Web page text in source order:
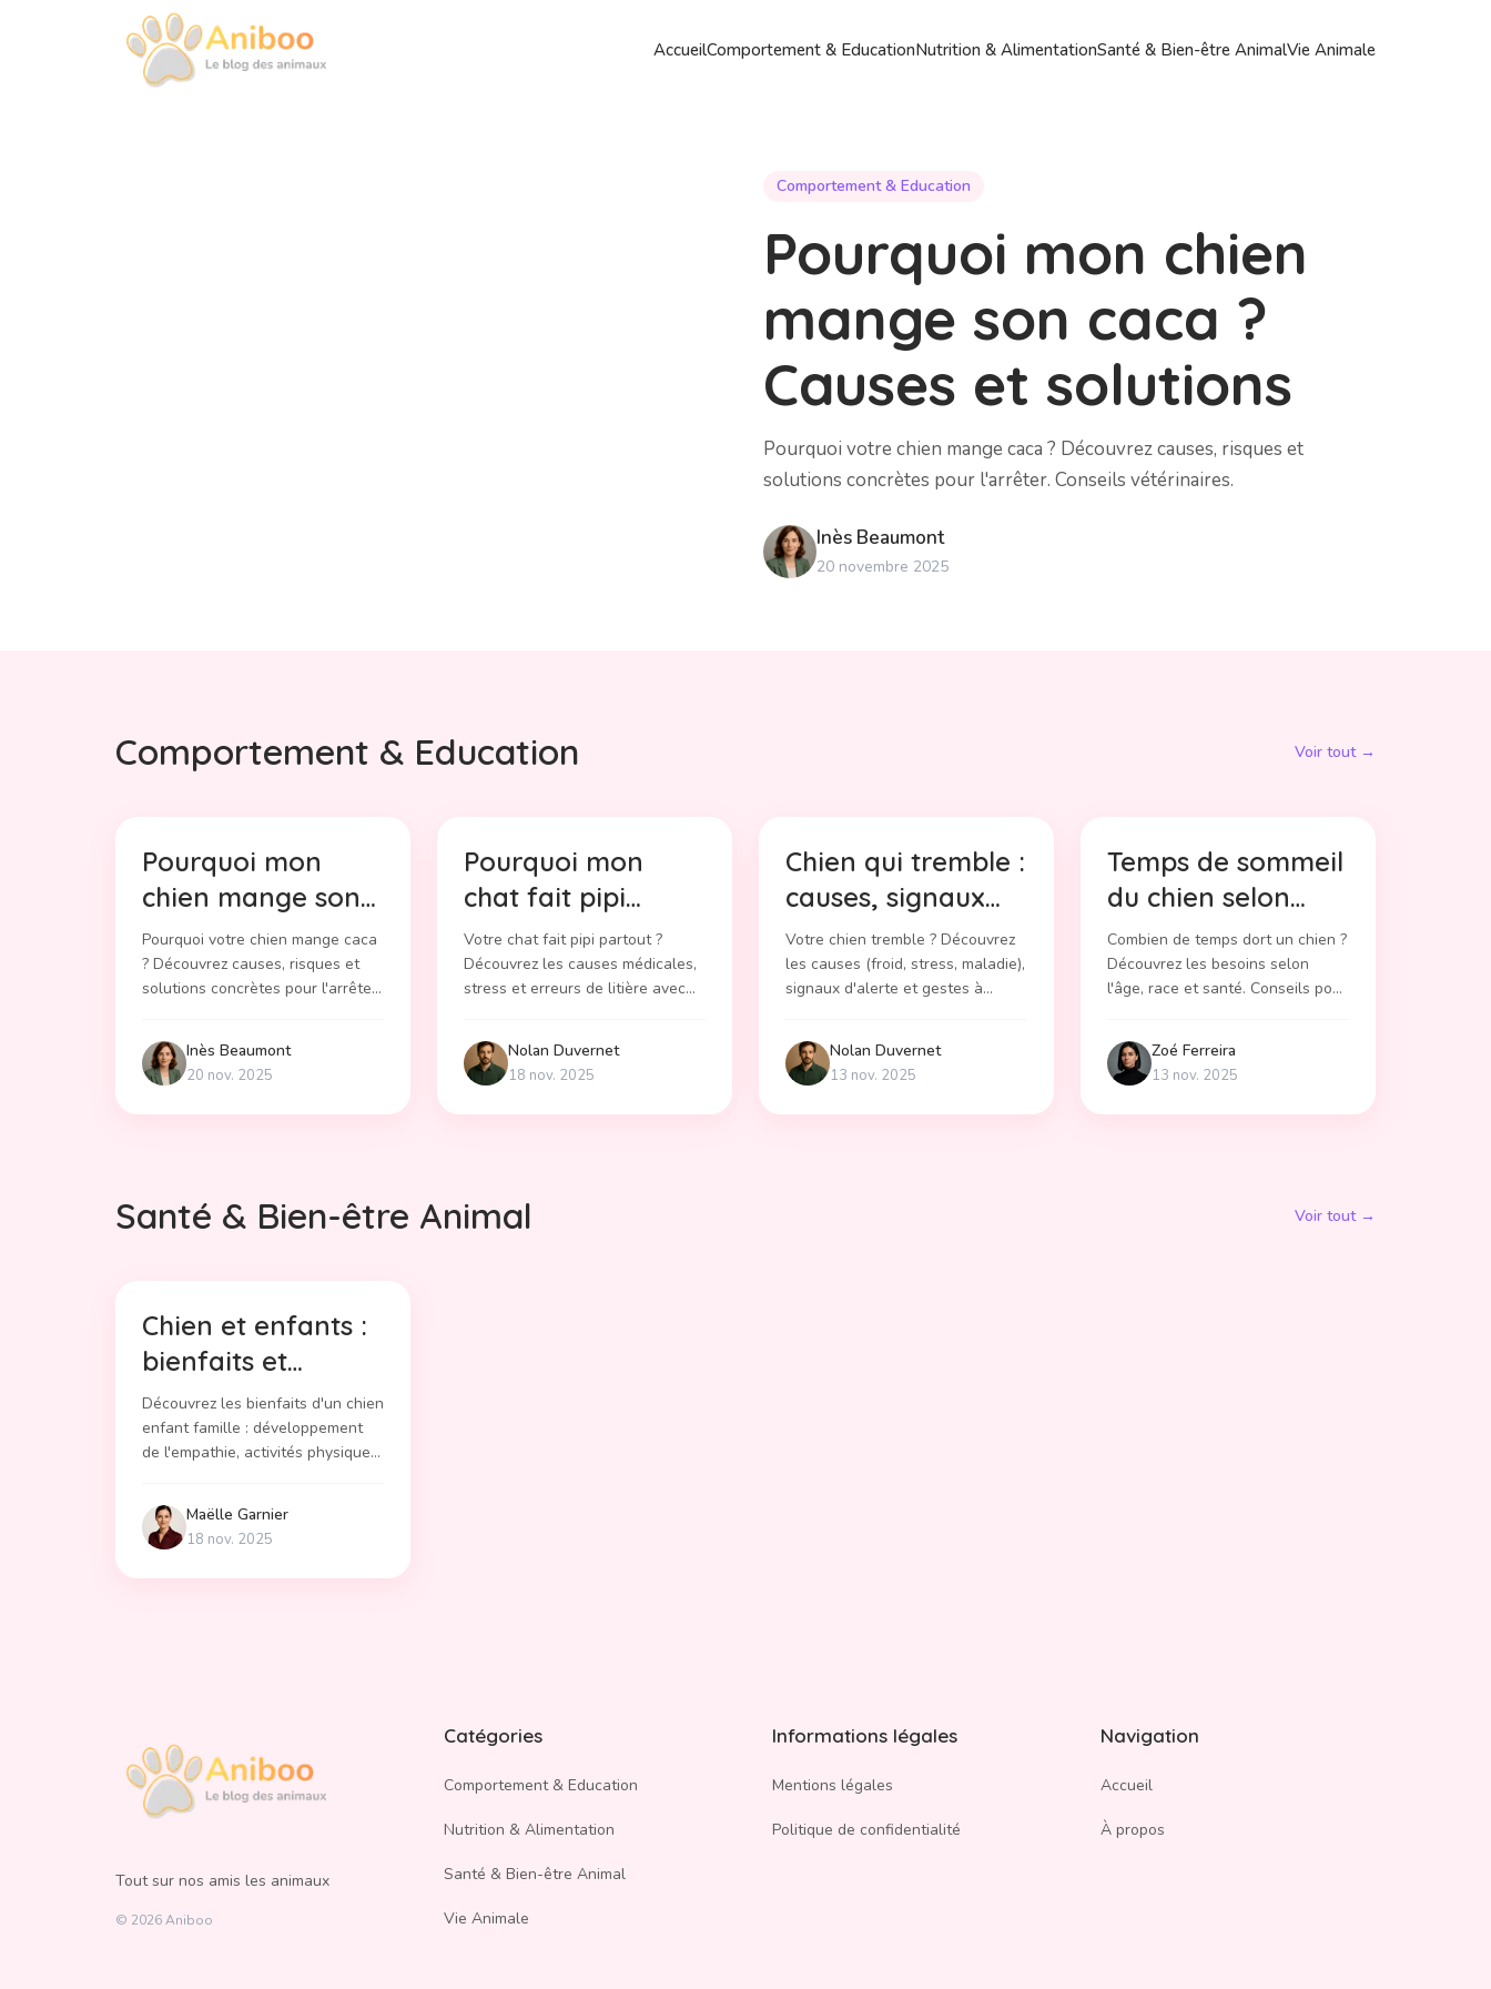
AccueilComportement & EducationNutrition & AlimentationSanté & Bien-être AnimalVie Animale
Comportement & Education
Pourquoi mon chien
mange son caca ?
Causes et solutions
Pourquoi votre chien mange caca ? Découvrez causes, risques et
solutions concrètes pour l'arrêter. Conseils vétérinaires.
Inès Beaumont
20 novembre 2025
Comportement & Education Voir tout →
Pourquoi mon
chien mange son
caca ? Causes et
solutions
Pourquoi votre chien mange caca
? Découvrez causes, risques et
solutions concrètes pour l'arrêter.
Inès Beaumont
20 nov. 2025
Pourquoi mon
chat fait pipi
partout ? Causes
et solutions
Votre chat fait pipi partout ?
Découvrez les causes médicales,
stress et erreurs de litière avec
maintenant !
Nolan Duvernet
18 nov. 2025
Chien qui tremble :
causes, signaux
d'alerte et
solutions
Votre chien tremble ? Découvrez
les causes (froid, stress, maladie),
signaux d'alerte et gestes à
en temps réel.
Nolan Duvernet
13 nov. 2025
Temps de sommeil
du chien selon
l'âge, la race et
l'activité
Combien de temps dort un chien ?
Découvrez les besoins selon
l'âge, race et santé. Conseils pour
Zoé Ferreira
13 nov. 2025
Santé & Bien-être Animal Voir tout →
Chien et enfants :
bienfaits et
conseils pour la
famille
Découvrez les bienfaits d'un chien
enfant famille : développement
de l'empathie, activités physiques
enrichissante !
Maëlle Garnier
18 nov. 2025
Tout sur nos amis les animaux
© 2026Aniboo
Catégories
Comportement & Education
Nutrition & Alimentation
Santé & Bien-être Animal
Vie Animale
Informations légales
Mentions légales
Politique de confidentialité
Navigation
Accueil
À propos